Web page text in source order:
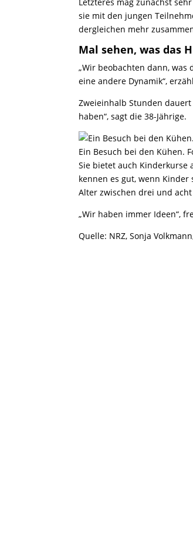
sie mit den jungen
dergleichen mehr
Mal sehen, was das
„Wir beobachten dann, was
eine andere Dynamik“,
Zweieinhalb Stunden
haben“, sagt die 38-Jährige.
Ein Besuch bei den Kühen.
Sie bietet auch Kinderkurse
kennen es gut, wenn
Alter zwischen drei und
„Wir haben immer Ideen“,
Quelle: NRZ, Sonja